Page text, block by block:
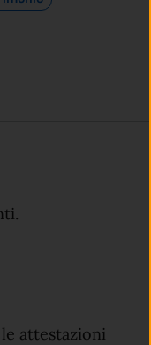
attestazioni